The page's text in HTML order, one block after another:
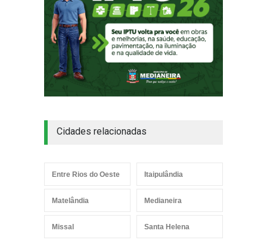
Cidades relacionadas
Entre Rios do Oeste Itaipulândia
Matelândia Medianeira
Missal Santa Helena